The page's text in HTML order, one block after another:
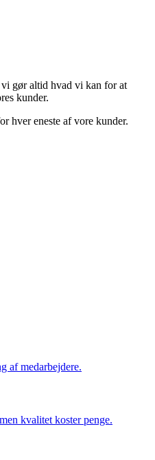
gør altid hvad vi kan for at
kunder.
hver eneste af vore kunder.
af medarbejdere.
kvalitet koster penge.